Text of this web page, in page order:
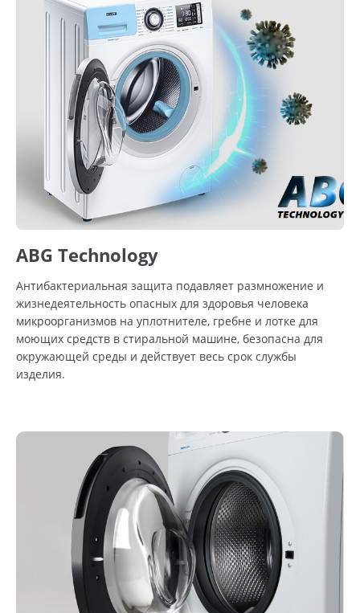
ABG Technology
Антибактериальная защита подавляет размножение и
жизнедеятельность опасных для здоровья человека
микроорганизмов на уплотнителе, гребне и лотке для
моющих средств в стиральной машине, безопасна для
окружающей среды и действует весь срок службы
изделия.